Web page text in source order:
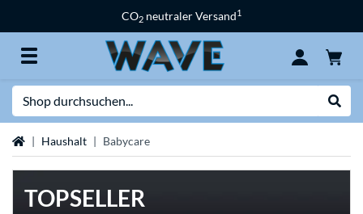
CO2 neutraler Versand1
StartseiteHaushalt Babycare
TOPSELLER